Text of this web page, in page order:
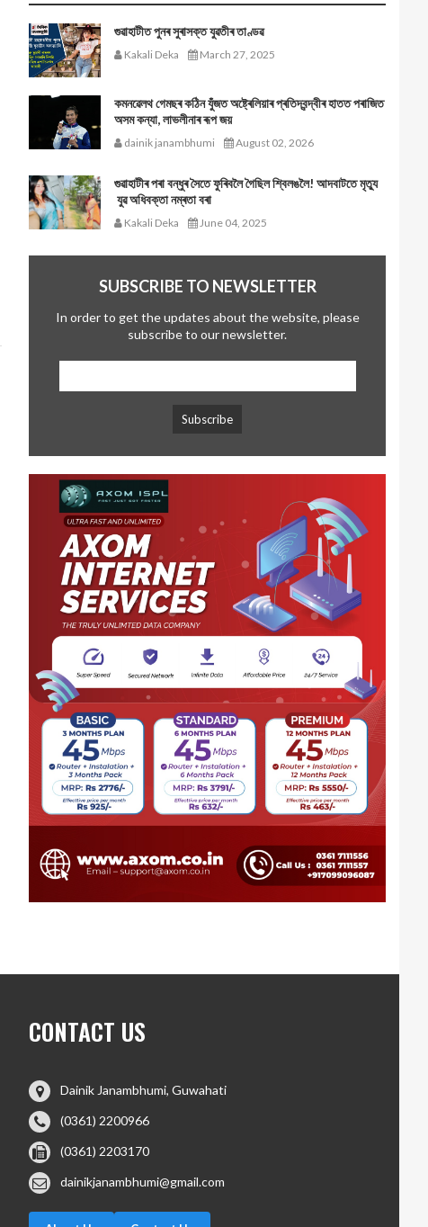
গুৱাহাটীত পুনৰ সুৰাসক্ত যুৱতীৰ তাণ্ডৱ
Kakali Deka March 27, 2025
কমনৱেলথ গেমছৰ কঠিন যুঁজত অষ্ট্ৰেলিয়াৰ প্ৰতিদ্বন্দ্বীৰ হাতত পৰাজিত
অসম কন্যা, লাভলীনাৰ ৰূপ জয়
dainik janambhumi August 02, 2026
গুৱাহাটীৰ পৰা বন্ধুৰ সৈতে ফুৰিবলৈ গৈছিল শ্বিলঙলৈ! আদবাটতে মৃত্যু
যুৱ অধিবক্তা নম্ৰতা বৰা
Kakali Deka June 04, 2025
SUBSCRIBE TO NEWSLETTER
In order to get the updates about the website, please
subscribe to our newsletter.
CONTACT US
Dainik Janambhumi, Guwahati
(0361) 2200966
(0361) 2203170
dainikjanambhumi@gmail.com